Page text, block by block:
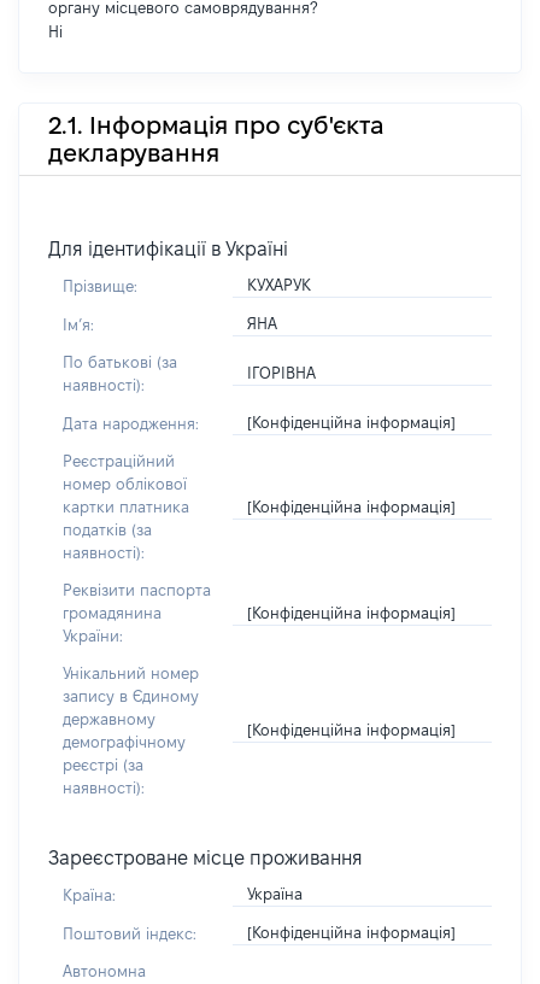
органу місцевого самоврядування?
Ні
2.1. Інформація про суб'єкта
декларування
Для ідентифікації в Україні
Прізвище: КУХАРУК
Імʼя: ЯНА
По батькові (за
наявності):
ІГОРІВНА
Дата народження: [Конфіденційна інформація]
Реєстраційний
номер облікової
картки платника
податків (за
наявності):
[Конфіденційна інформація]
Реквізити паспорта
громадянина
України:
[Конфіденційна інформація]
Унікальний номер
запису в Єдиному
державному
демографічному
реєстрі (за
наявності):
[Конфіденційна інформація]
Зареєстроване місце проживання
Країна: Україна
Поштовий індекс: [Конфіденційна інформація]
Автономна